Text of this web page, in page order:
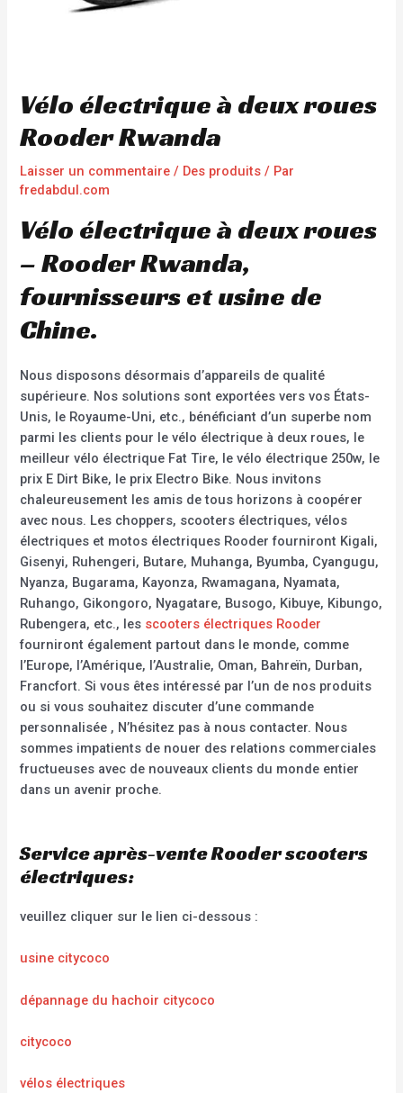
Vélo électrique à deux roues
Rooder Rwanda
Laisser un commentaire / Des produits / Par
fredabdul.com
Vélo électrique à deux roues
– Rooder Rwanda,
fournisseurs et usine de
Chine.
Nous disposons désormais d’appareils de qualité
supérieure. Nos solutions sont exportées vers vos États-
Unis, le Royaume-Uni, etc., bénéficiant d’un superbe nom
parmi les clients pour le vélo électrique à deux roues, le
meilleur vélo électrique Fat Tire, le vélo électrique 250w, le
prix E Dirt Bike, le prix Electro Bike. Nous invitons
chaleureusement les amis de tous horizons à coopérer
avec nous. Les choppers, scooters électriques, vélos
électriques et motos électriques Rooder fourniront Kigali,
Gisenyi, Ruhengeri, Butare, Muhanga, Byumba, Cyangugu,
Nyanza, Bugarama, Kayonza, Rwamagana, Nyamata,
Ruhango, Gikongoro, Nyagatare, Busogo, Kibuye, Kibungo,
Rubengera, etc., les scooters électriques Rooder
fourniront également partout dans le monde, comme
l’Europe, l’Amérique, l’Australie, Oman, Bahreïn, Durban,
Francfort. Si vous êtes intéressé par l’un de nos produits
ou si vous souhaitez discuter d’une commande
personnalisée , N’hésitez pas à nous contacter. Nous
sommes impatients de nouer des relations commerciales
fructueuses avec de nouveaux clients du monde entier
dans un avenir proche.
Service après-vente Rooder scooters
électriques:
veuillez cliquer sur le lien ci-dessous :
usine citycoco
dépannage du hachoir citycoco
citycoco
vélos électriques